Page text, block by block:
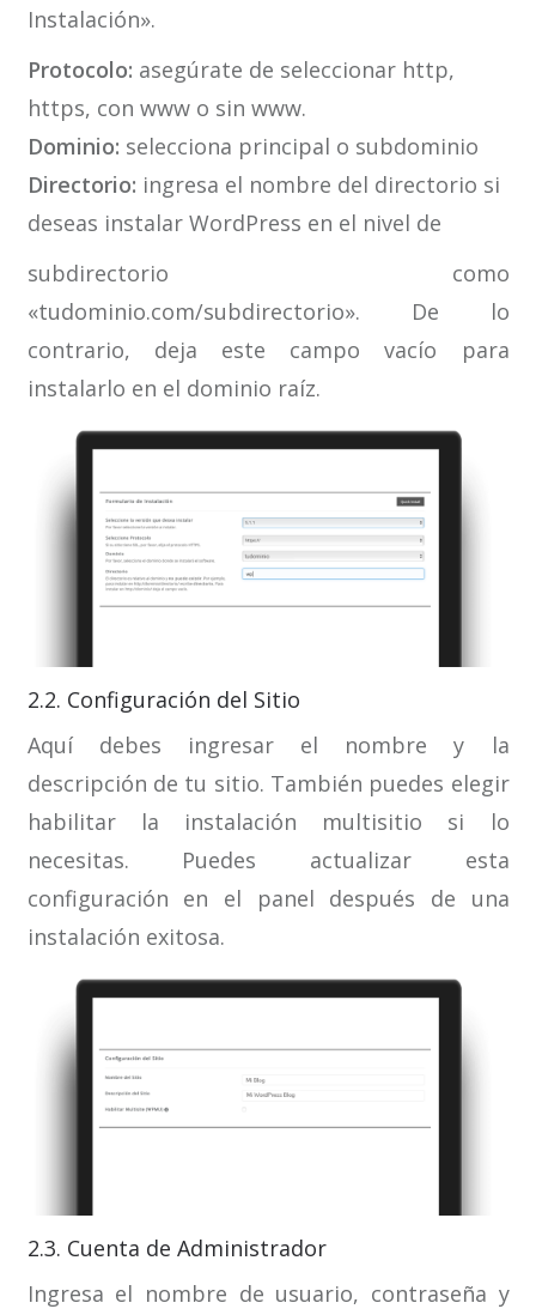
Instalación».
Protocolo: asegúrate de seleccionar http,
https, con www o sin www.
Dominio: selecciona principal o subdominio
Directorio: ingresa el nombre del directorio si
deseas instalar WordPress en el nivel de
subdirectorio como
«tudominio.com/subdirectorio». De lo
contrario, deja este campo vacío para
instalarlo en el dominio raíz.
2.2. Configuración del Sitio
Aquí debes ingresar el nombre y la
descripción de tu sitio. También puedes elegir
habilitar la instalación multisitio si lo
necesitas. Puedes actualizar esta
configuración en el panel después de una
instalación exitosa.
2.3. Cuenta de Administrador
Ingresa el nombre de usuario, contraseña y